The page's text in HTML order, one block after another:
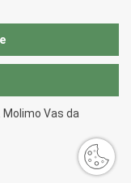
Hrvatske.
Vas da